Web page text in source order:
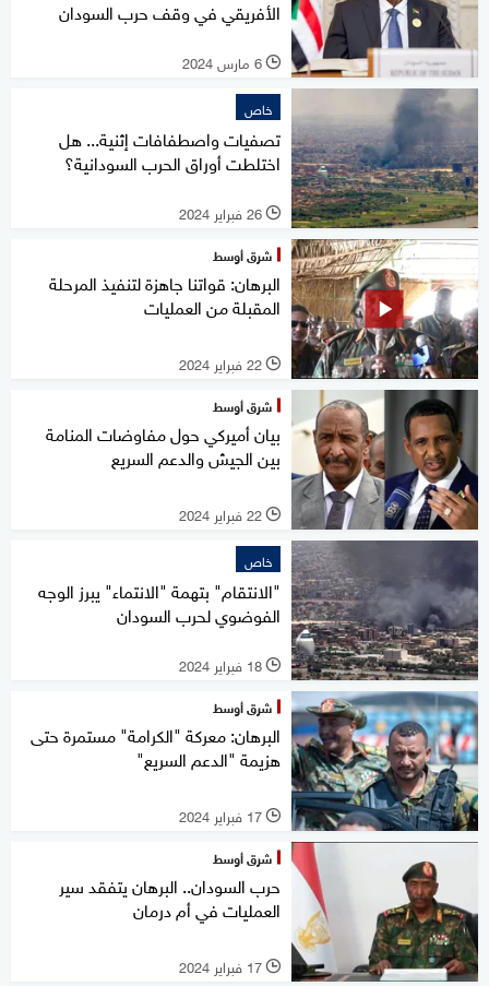
الأفريقي في وقف حرب السودان
l 6 مارس 2024
خاص
تصفيات واصطفافات إثنية... هل
اختلطت أوراق الحرب السودانية؟
l 26 فبراير 2024
شرق أوسط
البرهان: قواتنا جاهزة لتنفيذ المرحلة
المقبلة من العمليات
l 22 فبراير 2024
شرق أوسط
بيان أميركي حول مفاوضات المنامة
بين الجيش والدعم السريع
l 22 فبراير 2024
خاص
"الانتقام" بتهمة "الانتماء" يبرز الوجه
الفوضوي لحرب السودان
l 18 فبراير 2024
شرق أوسط
البرهان: معركة "الكرامة" مستمرة حتى
هزيمة "الدعم السريع"
l 17 فبراير 2024
شرق أوسط
حرب السودان.. البرهان يتفقد سير
العمليات في أم درمان
l 17 فبراير 2024